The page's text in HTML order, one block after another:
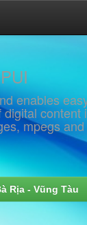
enables
content
mpegs
Rịa - Vũng Tàu